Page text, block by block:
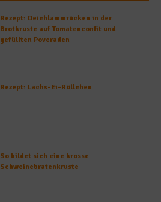
Rezept: Deichlammrücken in der
Brotkruste auf Tomatenconfit und
gefüllten Poveraden
Rezept: Lachs-Ei-Röllchen
So bildet sich eine krosse
Schweinebratenkruste